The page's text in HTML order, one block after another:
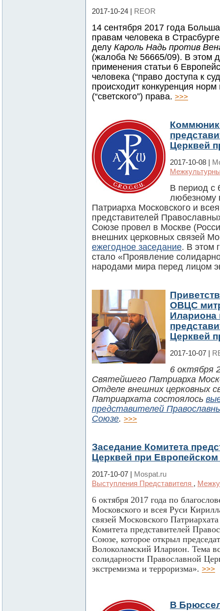
2017-10-24 | REOR
14 сентября 2017 года
правам человека в
делу Кароль Надь против
(жалоба № 56665/09). В этом
применения статьи 6
человека (“право доступа к
происходит конкуренция норм
(“светского”) права. >>>
Церквей
2017-10-08 |
В период с
любезному
Патриарха Московского и
представителей
Союзе провел в Москве
внешних церковных связей
ежегодное заседание. В этом
стало «Проявление
народами мира перед лицом
ОВЦС
Илариона
Церквей
2017-10-07 |
6 октября
Святейшего Патриарха
Отделе внешних церковных
Патриархата состоялось
представителей
Союзе. >>>
Заседание Комитета
Церквей при
2017-10-07 | Mospat.ru
Выступления Представителя ,
6 октября 2017 года по
Московского и всея Руси
связей Московского
Комитета представителей
Союзе, которое открыл
Волоколамский Иларион. Тема
солидарности Православной
экстремизма и терроризма». >>>
В